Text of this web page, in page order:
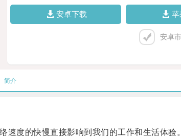
安卓下载 苹
安卓
简介
度的快慢直接影响到我们的工作和生活体验。